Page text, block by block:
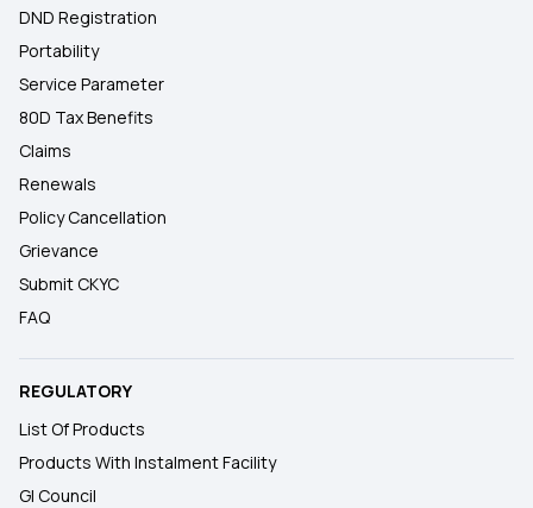
DND Registration
Portability
Service Parameter
80D Tax Benefits
Claims
Renewals
Policy Cancellation
Grievance
Submit CKYC
FAQ
REGULATORY
List Of Products
Products With Instalment Facility
GI Council